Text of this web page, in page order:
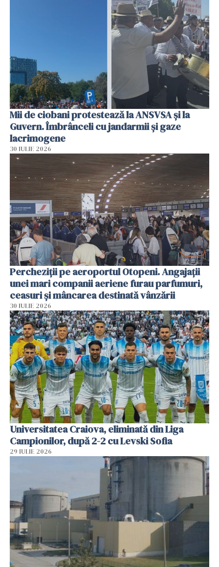
Mii de ciobani protestează la ANSVSA și la
Guvern. Îmbrânceli cu jandarmii și gaze
lacrimogene
30 IULIE 2026
Percheziții pe aeroportul Otopeni. Angajații
unei mari companii aeriene furau parfumuri,
ceasuri și mâncarea destinată vânzării
30 IULIE 2026
Universitatea Craiova, eliminată din Liga
Campionilor, după 2-2 cu Levski Sofia
29 IULIE 2026